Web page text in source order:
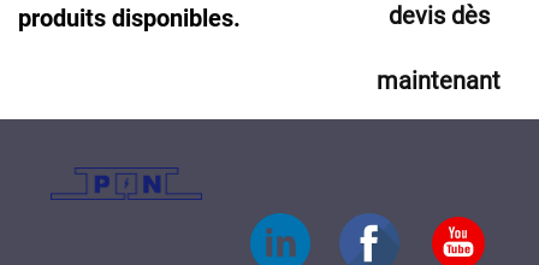
produits disponibles.
devis dès
maintenant